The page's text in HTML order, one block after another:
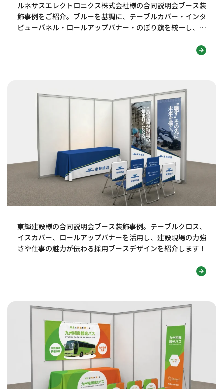
ルネサスエレクトロニクス株式会社様の合同説明会ブース装
飾事例をご紹介。ブルーを基調に、テーブルカバー・インタ
ビューパネル・ロールアップバナー・のぼり旗を統一し、技
した。学生の視線を集め、社名認知や会話につなげる工夫も
東輝建設様の合同説明会ブース装飾事例。テーブルクロス、
イスカバー、ロールアップバナーを活用し、建設現場の力強
さや仕事の魅力が伝わる採用ブースデザインを紹介します！